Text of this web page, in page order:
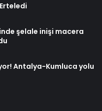
şelale inişi macera
Antalya-Kumluca yolu